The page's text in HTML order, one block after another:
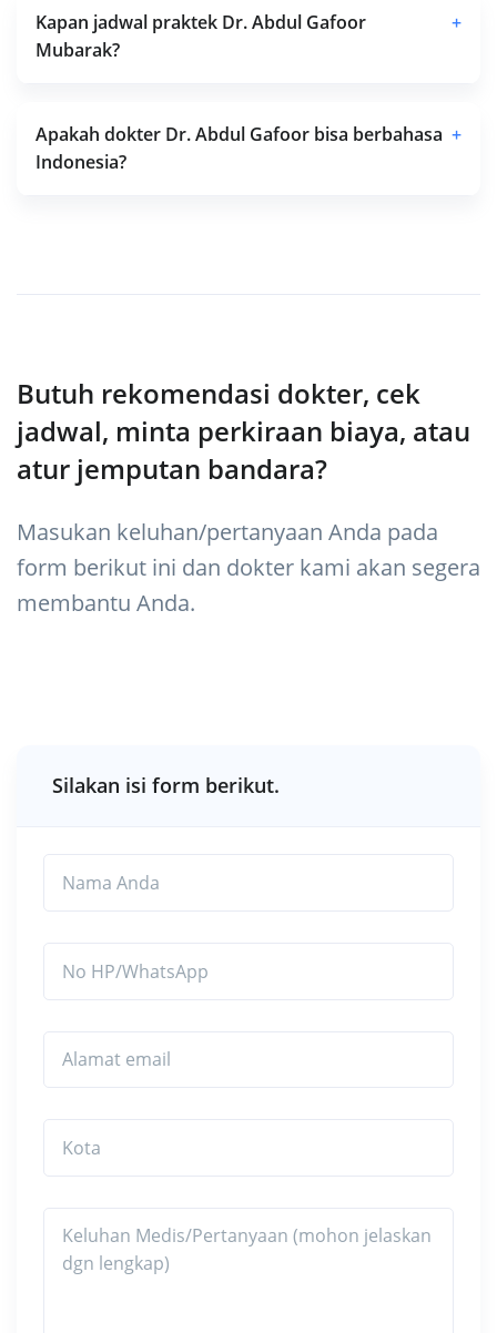
Kapan jadwal praktek Dr. Abdul Gafoor
Mubarak?
+
Apakah dokter Dr. Abdul Gafoor bisa berbahasa
Indonesia?
+
Butuh rekomendasi dokter, cek
jadwal, minta perkiraan biaya, atau
atur jemputan bandara?
Masukan keluhan/pertanyaan Anda pada
form berikut ini dan dokter kami akan segera
membantu Anda.
Silakan isi form berikut.